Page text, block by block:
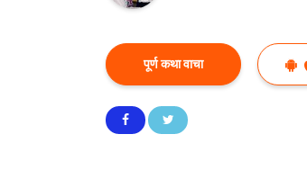
पूर्ण कथा वाचा